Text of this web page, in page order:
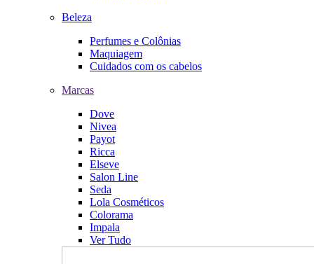
Beleza
Perfumes e Colônias
Maquiagem
Cuidados com os cabelos
Marcas
Dove
Nivea
Payot
Ricca
Elseve
Salon Line
Seda
Lola Cosméticos
Colorama
Impala
Ver Tudo